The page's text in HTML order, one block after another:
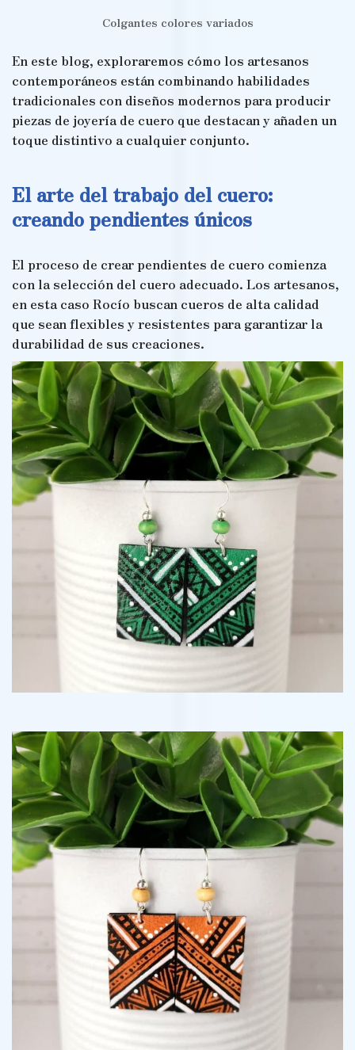
Colgantes colores variados
En este blog, exploraremos cómo los artesanos
contemporáneos están combinando habilidades
tradicionales con diseños modernos para producir
piezas de joyería de cuero que destacan y añaden un
toque distintivo a cualquier conjunto.
El arte del trabajo del cuero:
creando pendientes únicos
El proceso de crear pendientes de cuero comienza
con la selección del cuero adecuado. Los artesanos,
en esta caso Rocío buscan cueros de alta calidad
que sean flexibles y resistentes para garantizar la
durabilidad de sus creaciones.